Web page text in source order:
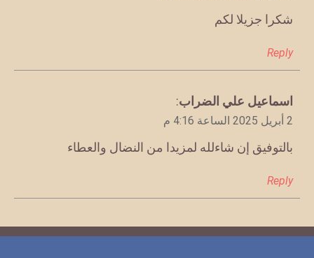
شكرا جزيلا لكم
Reply
يقول
اسماعيل علي الضراب:
2 أبريل 2025 الساعة 4:16 م
بالتوفيق إن شاءلله لمزيدا من النضال والعطاء
Reply